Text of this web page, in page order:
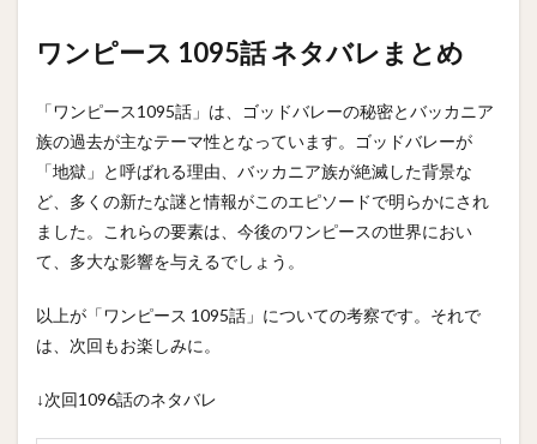
ワンピース 1095話 ネタバレまとめ
「ワンピース1095話」は、ゴッドバレーの秘密とバッカニア
族の過去が主なテーマ性となっています。ゴッドバレーが
「地獄」と呼ばれる理由、バッカニア族が絶滅した背景な
ど、多くの新たな謎と情報がこのエピソードで明らかにされ
ました。これらの要素は、今後のワンピースの世界におい
て、多大な影響を与えるでしょう。
以上が「ワンピース 1095話」についての考察です。それで
は、次回もお楽しみに。
↓次回1096話のネタバレ